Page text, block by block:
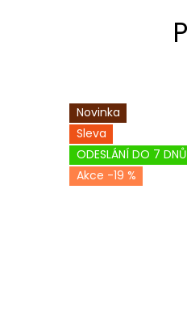
Novinka
Sleva
ODESLÁNÍ DO 7 DNŮ
-19 %